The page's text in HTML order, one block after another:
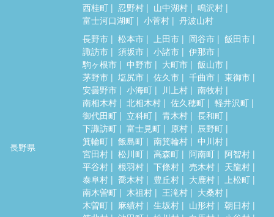
西桂町
忍野村 山中湖村
鳴沢村
富士河口湖町
小菅村 丹波山村
長野県
長野市 松本市 上田市 岡谷市
飯田市
諏訪市
須坂市 小諸市
伊那市
駒ヶ根市
中野市 大町市
飯山市
茅野市
塩尻市 佐久市 千曲市
東御市
安曇野市
小海町 川上村
南牧村
南相木村
北相木村 佐久穂町
軽井沢町
御代田町
立科町 青木村
長和町
下諏訪町
富士見町 原村
辰野町
箕輪町
飯島町 南箕輪村
中川村
宮田村
松川町 高森町 阿南町
阿智村
平谷村
根羽村 下條村 売木村
天龍村
泰阜村
喬木村 豊丘村 大鹿村
上松町
南木曽町
木祖村 王滝村
大桑村
木曽町
麻績村 生坂村 山形村
朝日村